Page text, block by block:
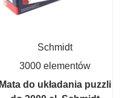
Schmidt
3000 elementów
Mata do układania puzzli